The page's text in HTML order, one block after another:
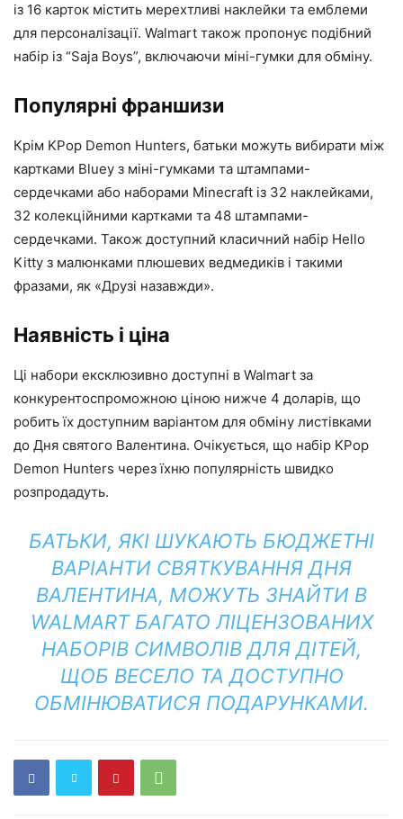
із 16 карток містить мерехтливі наклейки та емблеми
для персоналізації. Walmart також пропонує подібний
набір із “Saja Boys”, включаючи міні-гумки для обміну.
Популярні франшизи
Крім KPop Demon Hunters, батьки можуть вибирати між
картками Bluey з міні-гумками та штампами-
сердечками або наборами Minecraft із 32 наклейками,
32 колекційними картками та 48 штампами-
сердечками. Також доступний класичний набір Hello
Kitty з малюнками плюшевих ведмедиків і такими
фразами, як «Друзі назавжди».
Наявність і ціна
Ці набори ексклюзивно доступні в Walmart за
конкурентоспроможною ціною нижче 4 доларів, що
робить їх доступним варіантом для обміну листівками
до Дня святого Валентина. Очікується, що набір KPop
Demon Hunters через їхню популярність швидко
розпродадуть.
БАТЬКИ, ЯКІ ШУКАЮТЬ БЮДЖЕТНІ
ВАРІАНТИ СВЯТКУВАННЯ ДНЯ
ВАЛЕНТИНА, МОЖУТЬ ЗНАЙТИ В
WALMART БАГАТО ЛІЦЕНЗОВАНИХ
НАБОРІВ СИМВОЛІВ ДЛЯ ДІТЕЙ,
ЩОБ ВЕСЕЛО ТА ДОСТУПНО
ОБМІНЮВАТИСЯ ПОДАРУНКАМИ.